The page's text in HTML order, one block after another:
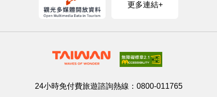
更多連結+
24小時免付費旅遊諮詢熱線： 0800-011765